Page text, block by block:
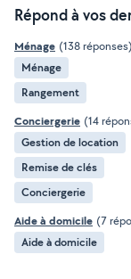
Répond à vos
Ménage (138 réponses)
Ménage
Rangement
Conciergerie (14
Gestion de location
Remise de clés
Conciergerie
Aide à domicile (7
Aide à domicile